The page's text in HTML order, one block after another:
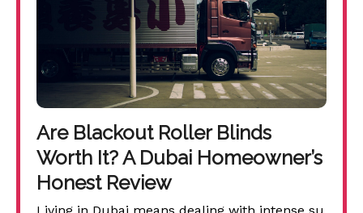
Are Blackout Roller Blinds
Worth It? A Dubai Homeowner’s
Honest Review